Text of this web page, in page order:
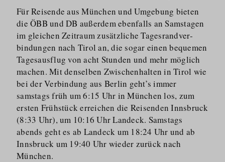
Für Reisende aus München und Umgebung bieten
die ÖBB und DB außerdem ebenfalls an Samstagen
im gleichen Zeitraum zusätzliche Tagesrand­ver­
bindungen nach Tirol an, die sogar einen bequemen
Tagesausflug von acht Stunden und mehr möglich
machen. Mit denselben Zwischenhalten in Tirol wie
bei der Verbindung aus Berlin geht’s immer
samstags früh um 6:15 Uhr in München los, zum
ersten Frühstück erreichen die Reisenden Innsbruck
(8:33 Uhr), um 10:16 Uhr Landeck. Samstags
abends geht es ab Landeck um 18:24 Uhr und ab
Innsbruck um 19:40 Uhr wieder zurück nach
München.